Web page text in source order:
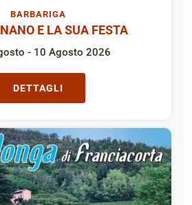
BARBARIGA
E LA SUA FESTA
- 10 Agosto 2026
DETTAGLI